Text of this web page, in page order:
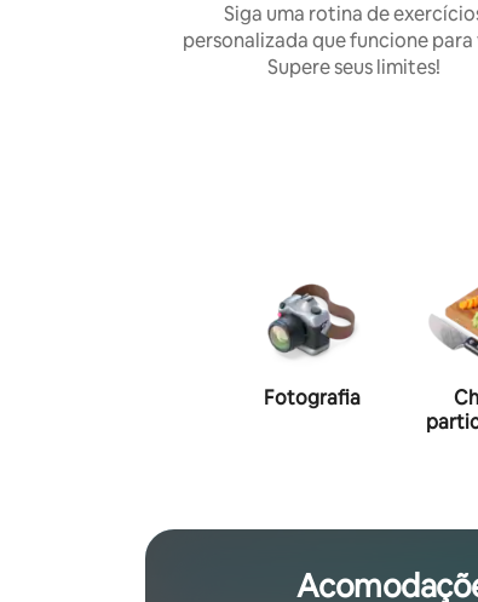
Siga uma rotina de
personalizada que funcione para
Supere seus limites!
Fotografia